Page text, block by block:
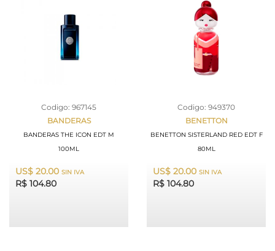
Codigo: 967145
BANDERAS
BANDERAS THE ICON EDT M
100ML
US$ 20.00 SIN IVA
R$ 104.80
Codigo: 949370
BENETTON
BENETTON SISTERLAND RED EDT F
80ML
US$ 20.00 SIN IVA
R$ 104.80